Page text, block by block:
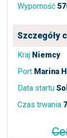
Wyporność
Szczegóły
Kraj Niemcy
Port Marina
Data startu
Czas trwania